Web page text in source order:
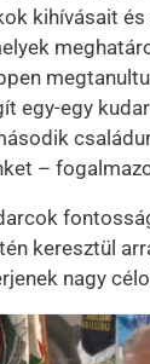
kihívásait
egy-egy
–
keresztül
nagy